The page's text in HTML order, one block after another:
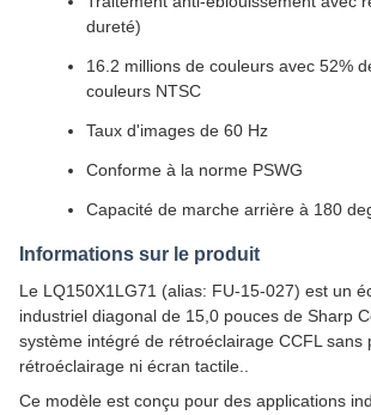
dureté)
16.2 millions de couleurs avec 52%
couleurs NTSC
Taux d'images de 60 Hz
Conforme à la norme PSWG
Capacité de marche arrière à 180
Informations sur le produit
Le LQ150X1LG71 (alias: FU-15-027) est un
industriel diagonal de 15,0 pouces de Sharp
système intégré de rétroéclairage CCFL sans
rétroéclairage ni écran tactile..
Ce modèle est conçu pour des applications